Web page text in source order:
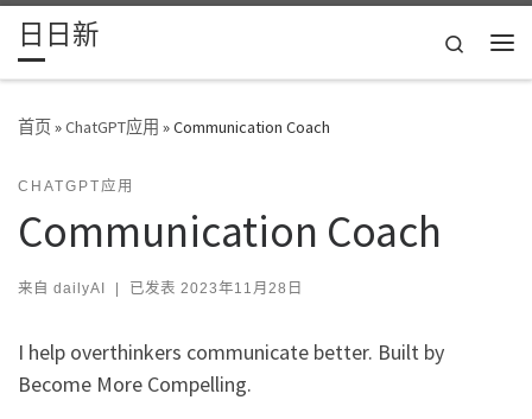
Skip to content
日日新
Search
首页»ChatGPT应用 »Communication Coach
CHATGPT应用
Communication Coach
来自 dailyAI | 已发表 2023年11月28日
I help overthinkers communicate better. Built by
Become More Compelling.